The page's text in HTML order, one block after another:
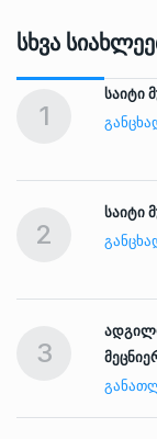
Სხვა
1
საიტი
2
საიტი
3